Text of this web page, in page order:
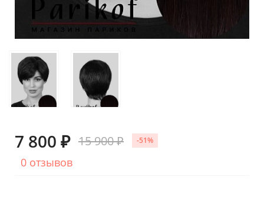
7 800 ₽ 15 900 ₽ -51%
0 отзывов